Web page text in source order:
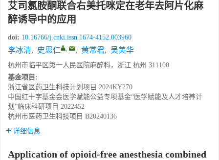
艾司氯胺酮联合右美托咪定在老年去阿片化麻
醉诱导中的应用
doi: 10.16766/j.cnki.issn.1674-4152.003960
李冰清, 史思仁 , , 黄常君, 吴美华
杭州市临平区第一人民医院麻醉科，浙江 杭州 311100
基金项目:
浙江省医药卫生科技计划项目 2024KY270
中国红十字基金会医学赋能公益专项基金“医学赋能及人才培养计
划”临床科研项目 2022452
杭州市医药卫生科技项目 B20240136
详细信息
Application of opioid-free anesthesia combined